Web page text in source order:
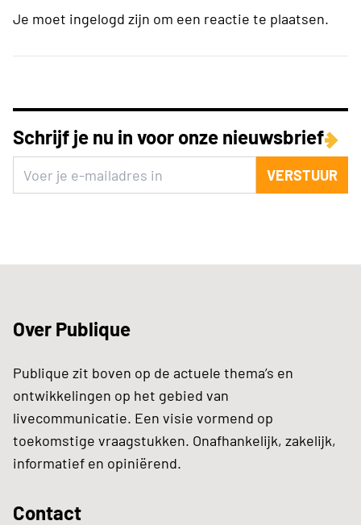
Je moet ingelogd zijn om een reactie te plaatsen.
Schrijf je nu in voor onze nieuwsbrief
VERSTUUR
Over Publique
Publique zit boven op de actuele thema’s en
ontwikkelingen op het gebied van
livecommunicatie. Een visie vormend op
toekomstige vraagstukken. Onafhankelijk, zakelijk,
informatief en opiniërend.
Contact